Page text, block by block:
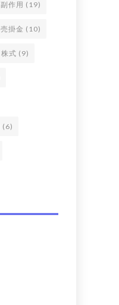
副作用 (19)
売掛金 (10)
株式 (9)
(6)